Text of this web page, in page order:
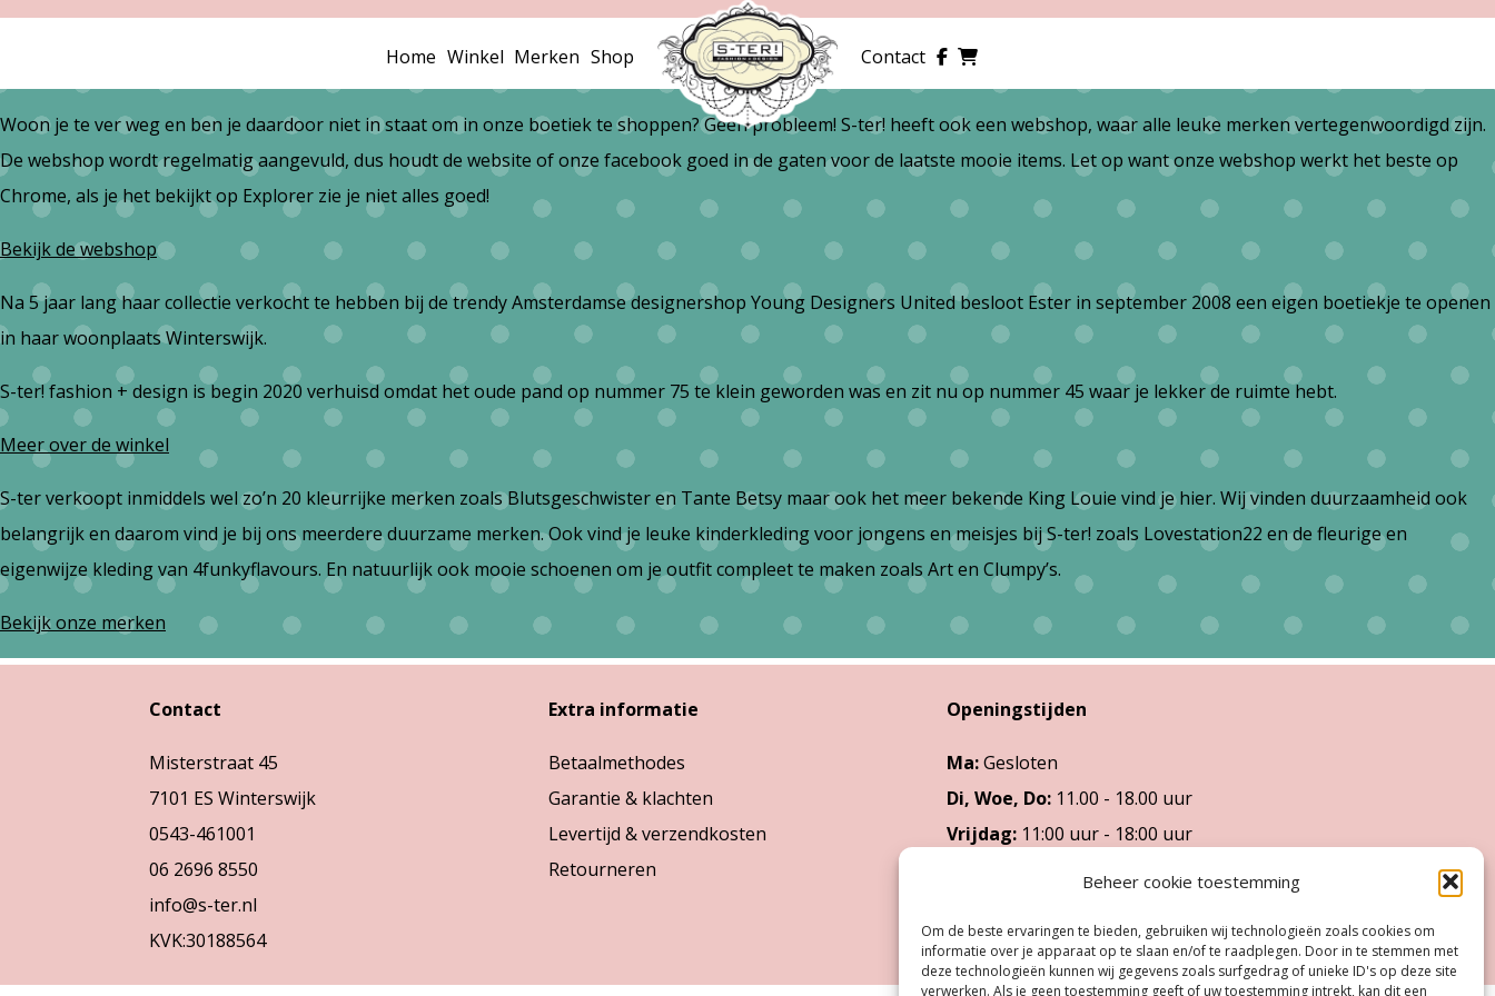
Beheer cookie toestemming
Om de beste ervaringen te bieden, gebruiken wij technologieën zoals cookies om
informatie over je apparaat op te slaan en/of te raadplegen. Door in te stemmen met
deze technologieën kunnen wij gegevens zoals surfgedrag of unieke ID's op deze site
verwerken. Als je geen toestemming geeft of uw toestemming intrekt, kan dit een
Home Winkel Merken Shop Contact
Woon je te ver weg en ben je daardoor niet in staat om in onze boetiek te shoppen? Geen probleem! S-ter! heeft ook een webshop, waar alle leuke merken vertegenwoordigd zijn.
De webshop wordt regelmatig aangevuld, dus houdt de website of onze facebook goed in de gaten voor de laatste mooie items. Let op want onze webshop werkt het beste op
Chrome, als je het bekijkt op Explorer zie je niet alles goed!
Bekijk de webshop
Na 5 jaar lang haar collectie verkocht te hebben bij de trendy Amsterdamse designershop Young Designers United besloot Ester in september 2008 een eigen boetiekje te openen
in haar woonplaats Winterswijk.
S-ter! fashion + design is begin 2020 verhuisd omdat het oude pand op nummer 75 te klein geworden was en zit nu op nummer 45 waar je lekker de ruimte hebt.
Meer over de winkel
S-ter verkoopt inmiddels wel zo’n 20 kleurrijke merken zoals Blutsgeschwister en Tante Betsy maar ook het meer bekende King Louie vind je hier. Wij vinden duurzaamheid ook
belangrijk en daarom vind je bij ons meerdere duurzame merken. Ook vind je leuke kinderkleding voor jongens en meisjes bij S-ter! zoals Lovestation22 en de fleurige en
eigenwijze kleding van 4funkyflavours. En natuurlijk ook mooie schoenen om je outfit compleet te maken zoals Art en Clumpy’s.
Bekijk onze merken
Contact
Misterstraat 45
7101 ES Winterswijk
0543-461001
06 2696 8550
info@s-ter.nl
KVK:30188564
Extra informatie
Betaalmethodes
Garantie & klachten
Levertijd & verzendkosten
Retourneren
Openingstijden
Ma:Gesloten
Di, Woe, Do: 11.00 - 18.00 uur
Vrijdag: 11:00 uur - 18:00 uur